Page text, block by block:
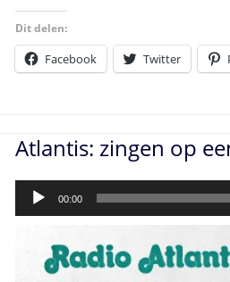
Dit delen:
Facebook Twitter
Atlantis: zingen op
Audiospeler
00:00